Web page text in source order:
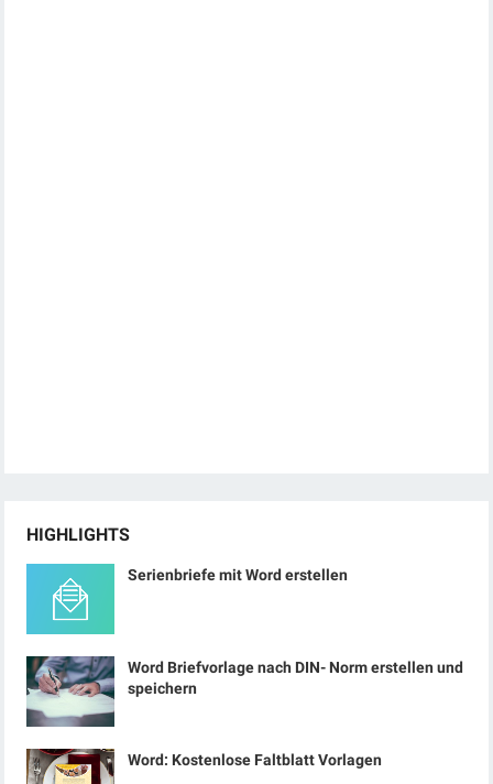
HIGHLIGHTS
Serienbriefe mit Word erstellen
Word Briefvorlage nach DIN- Norm erstellen und
speichern
Word: Kostenlose Faltblatt Vorlagen